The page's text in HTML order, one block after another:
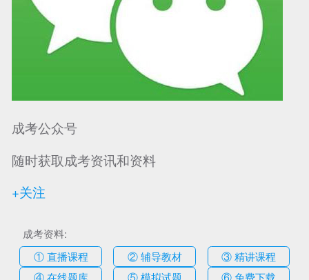
成考公众号
随时获取成考资讯和资料
+关注
成考资料:
① 直播课程
② 辅导教材
③ 精讲课程
④ 在线题库
⑤ 模拟试题 ⑥ 免费下载